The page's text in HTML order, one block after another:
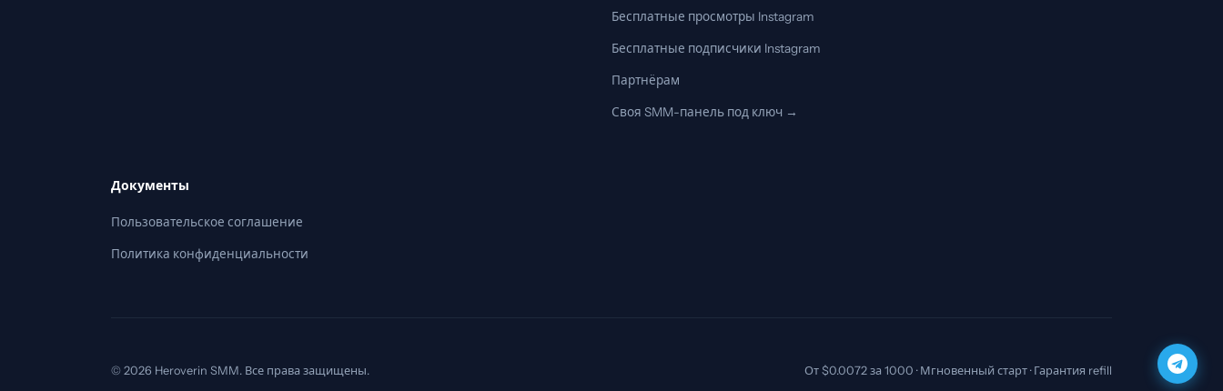
Бесплатные просмотры Instagram
Бесплатные подписчики Instagram
Партнёрам
Своя SMM-панель под ключ →
Документы
Пользовательское соглашение
Политика конфиденциальности
© 2026 Heroverin SMM. Все права защищены. От $0.0072 за 1000 · Мгновенный старт · Гарантия refill